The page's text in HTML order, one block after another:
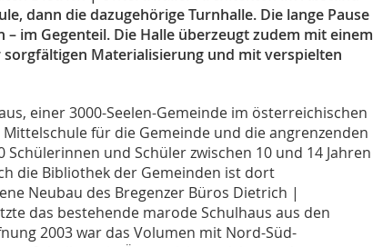
dann die dazugehörige Turnhalle. Die lange Pause
– im Gegenteil. Die Halle überzeugt zudem mit einem
Materialisierung und mit verspielten
einer 3000-Seelen-Gemeinde im österreichischen
für die Gemeinde und die angrenzenden
und Schüler zwischen 10 und 14 Jahren
die Bibliothek der Gemeinden ist dort
Neubau des Bregenzer Büros Dietrich |
das bestehende marode Schulhaus aus den
2003 war das Volumen mit Nord-Süd-